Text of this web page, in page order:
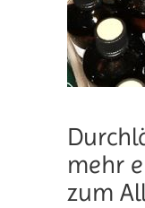
mehr
zum